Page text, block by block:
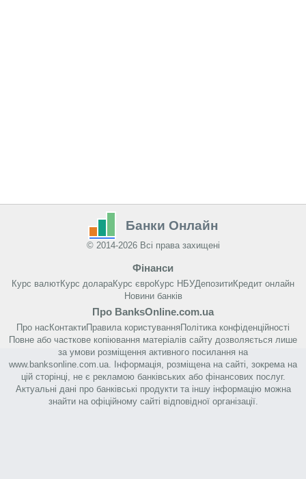
Банки Онлайн
© 2014-2026 Всі права захищені
Фінанси
Курс валютКурс долараКурс євроКурс НБУДепозитиКредит онлайн
Новини банків
Про BanksOnline.com.ua
Про нас КонтактиПравила користування Політика конфіденційності
Повне або часткове копіювання матеріалів сайту дозволяється лише
за умови розміщення активного посилання на
www.banksonline.com.ua. Інформація, розміщена на сайті, зокрема на
цій сторінці, не є рекламою банківських або фінансових послуг.
Актуальні дані про банківські продукти та іншу інформацію можна
знайти на офіційному сайті відповідної організації.